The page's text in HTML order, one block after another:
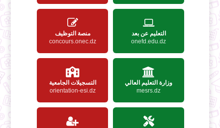
التعليم عن بعد
onefd.edu.dz
منصة التوظيف
concours.onec.dz
وزارة التعليم العالي
mesrs.dz
التسجيلات الجامعية
orientation-esi.dz